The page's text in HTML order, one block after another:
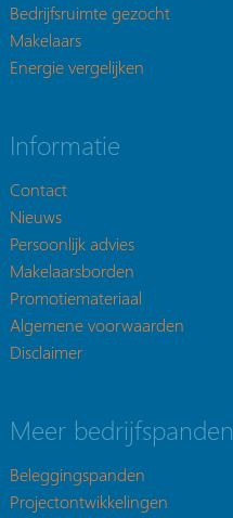
Bedrijfsruimte gezocht
Makelaars
Energie vergelijken
Informatie
Contact
Nieuws
Persoonlijk advies
Makelaarsborden
Promotiemateriaal
Algemene voorwaarden
Disclaimer
Meer bedrijfspanden
Beleggingspanden
Projectontwikkelingen